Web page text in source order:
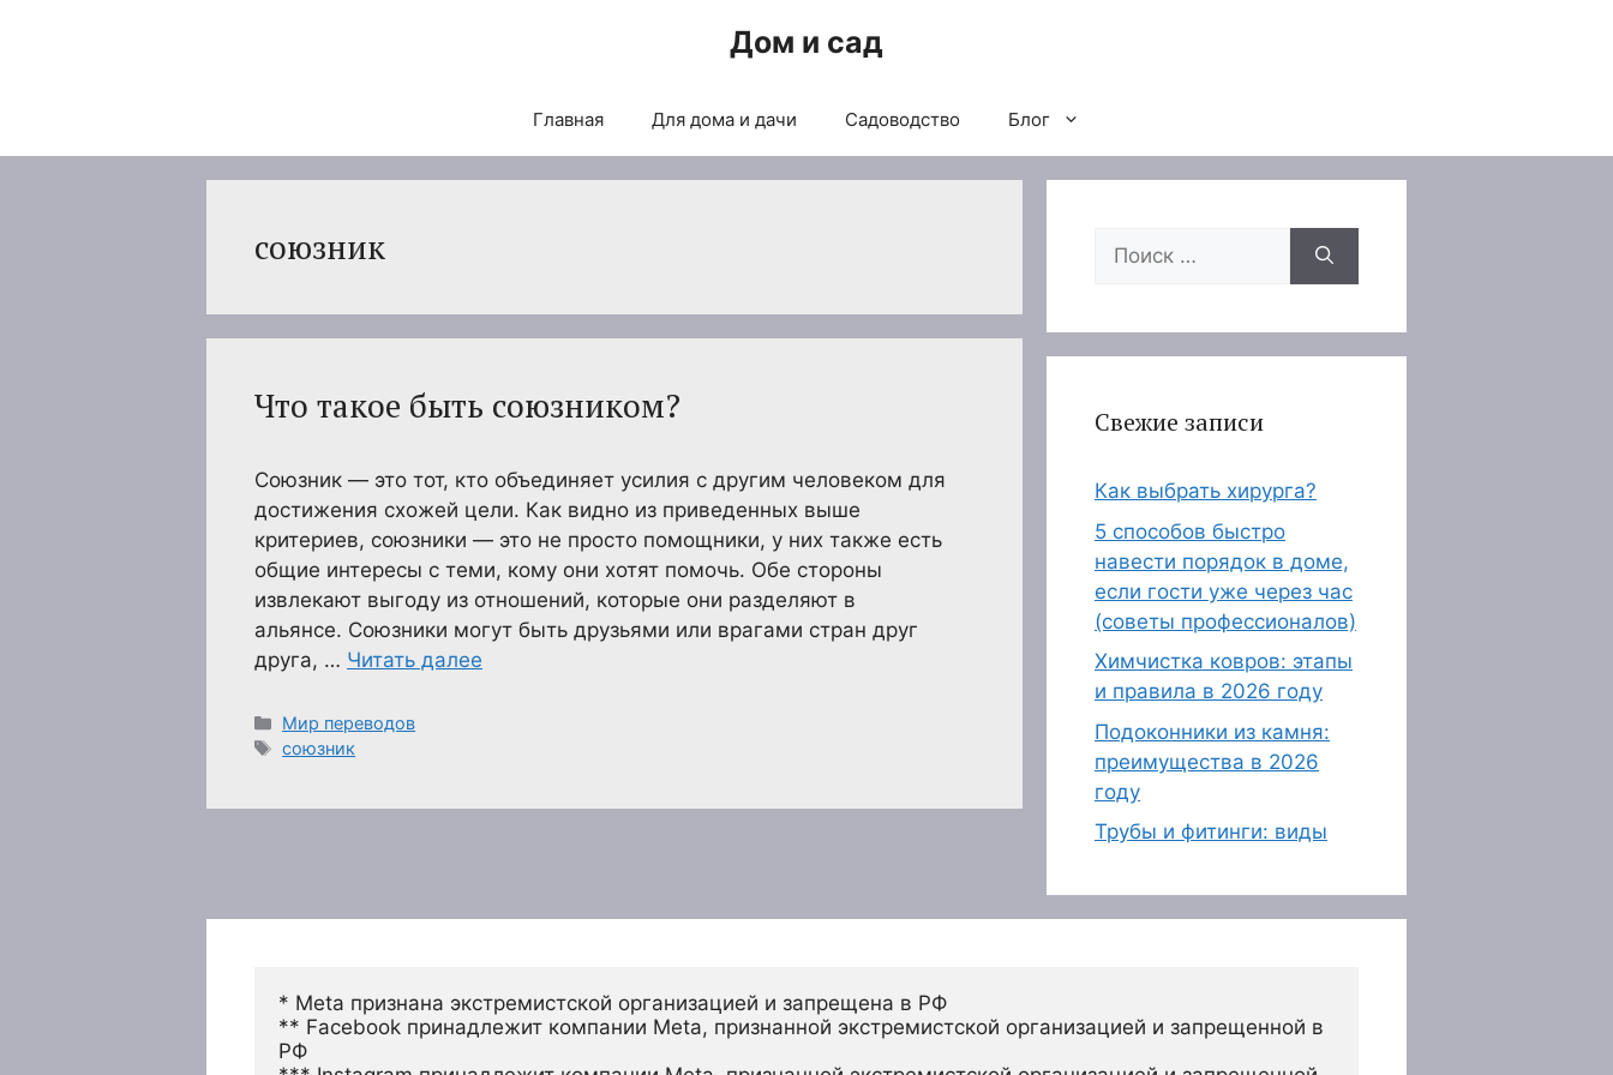
Дом и сад
Главная Для дома и дачи Садоводство Блог
союзник
Что такое быть союзником?
Союзник — это тот, кто объединяет усилия с другим человеком для
достижения схожей цели. Как видно из приведенных выше
критериев, союзники — это не просто помощники, у них также есть
общие интересы с теми, кому они хотят помочь. Обе стороны
извлекают выгоду из отношений, которые они разделяют в
альянсе. Союзники могут быть друзьями или врагами стран друг
друга, … Читать далее
Рубрики
Мир переводов
Метки
союзник
Поиск:
Свежие записи
Как выбрать хирурга?
5 способов быстро
навести порядок в доме,
если гости уже через час
(советы профессионалов)
Химчистка ковров: этапы
и правила в 2026 году
Подоконники из камня:
преимущества в 2026
году
Трубы и фитинги: виды
* Meta признана экстремистской организацией и запрещена в РФ
** Facebook принадлежит компании Meta, признанной экстремистской организацией и запрещенной в
РФ